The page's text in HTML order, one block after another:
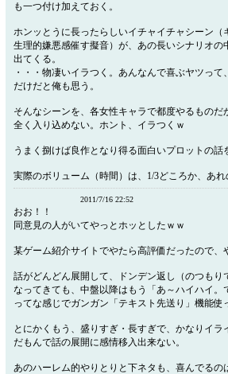
も一つ付け加えておく。
ホンッとうに長ったらしいイチャイチャシーン（
生理的嫌悪感催す擬音）が、あの長いシナリオの
出てくる。
・・・物凄いイラつく。あんなんで喜ぶヤツって
だけだと俺も思う。
そんなシーンを、各女性キャラで都度やるものだ
全く入り込めない。ホント、イラつくｗ
うまく捌けば良作となり得る面白いプロットの話
実際のボリューム（時間）は、1/3どころか、あれ
2011/7/16 22:52
おお！！
同意見の人がいてやっとホッとしたｗｗ
某ゲーム紹介サイトでやたら高評価だったので、
話がどんどん展開して、ドンデン返し（のつもり
なってきても、中盤以降はもう「あ～ハイハイ。
ってな感じでガンガン「テキスト先送り」機能使
とにかくもう、盛りすぎ・長すぎで、かなりイラ
だもんで話の展開に感情移入出来ない。
あのハーレム的やりとりと下ネタも、喜んでるの